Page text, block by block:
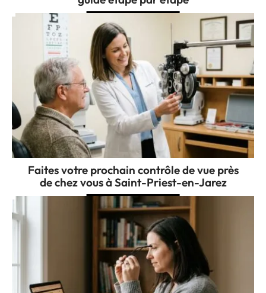
Faites votre prochain contrôle de vue près
de chez vous à Saint-Priest-en-Jarez